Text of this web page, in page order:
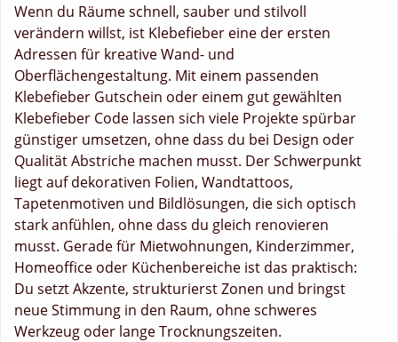
Wenn du Räume schnell, sauber und stilvoll
verändern willst, ist Klebefieber eine der ersten
Adressen für kreative Wand- und
Oberflächengestaltung. Mit einem passenden
Klebefieber Gutschein oder einem gut gewählten
Klebefieber Code lassen sich viele Projekte spürbar
günstiger umsetzen, ohne dass du bei Design oder
Qualität Abstriche machen musst. Der Schwerpunkt
liegt auf dekorativen Folien, Wandtattoos,
Tapetenmotiven und Bildlösungen, die sich optisch
stark anfühlen, ohne dass du gleich renovieren
musst. Gerade für Mietwohnungen, Kinderzimmer,
Homeoffice oder Küchenbereiche ist das praktisch:
Du setzt Akzente, strukturierst Zonen und bringst
neue Stimmung in den Raum, ohne schweres
Werkzeug oder lange Trocknungszeiten.